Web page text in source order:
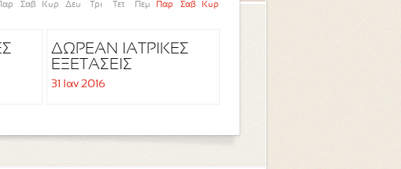
Παρ Σαβ Κυρ Δευ Τρι Τετ Πεμ Παρ Σαβ Κυρ
ΔΩΡΕΑΝ ΙΑΤΡΙΚΕΣ
ΕΞΕΤΑΣΕΙΣ
31 Ιαν 2016